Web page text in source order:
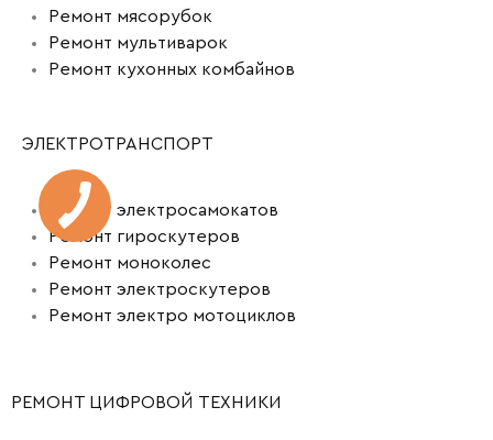
Ремонт мясорубок
Ремонт мультиварок
Ремонт кухонных комбайнов
ЭЛЕКТРОТРАНСПОРТ
Ремонт электросамокатов
Ремонт гироскутеров
Ремонт моноколес
Ремонт электроскутеров
Ремонт электро мотоциклов
РЕМОНТ ЦИФРОВОЙ ТЕХНИКИ